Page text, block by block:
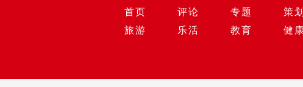
首页 评论 专题 策划
旅游
乐活 教育 健